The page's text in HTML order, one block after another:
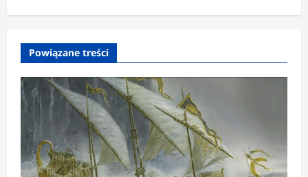
z
i
s
y
Powiązane treści